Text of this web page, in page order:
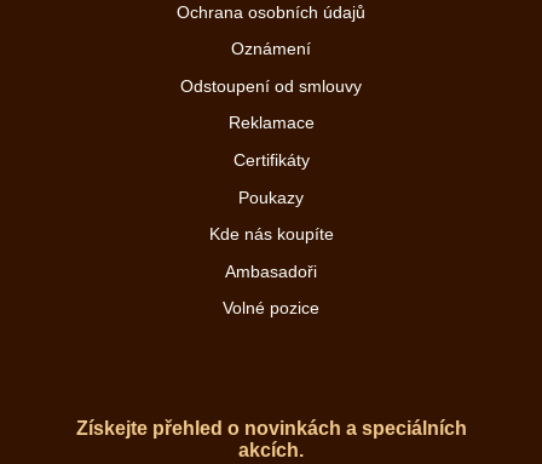
Ochrana osobních údajů
Oznámení
Odstoupení od smlouvy
Reklamace
Certifikáty
Poukazy
Kde nás koupíte
Ambasadoři
Volné pozice
Získejte přehled o novinkách a speciálních
akcích.